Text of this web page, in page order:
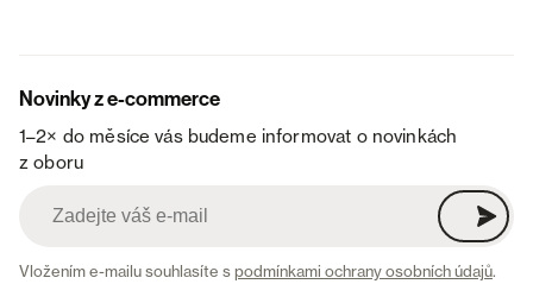
Novinky z e-commerce
1–2× do měsíce vás budeme informovat o novinkách
z oboru
Vložením e-mailu souhlasíte spodmínkami ochrany osobních údajů.